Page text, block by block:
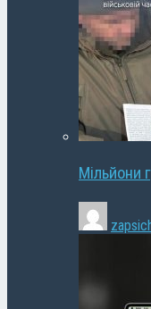
Мільйони